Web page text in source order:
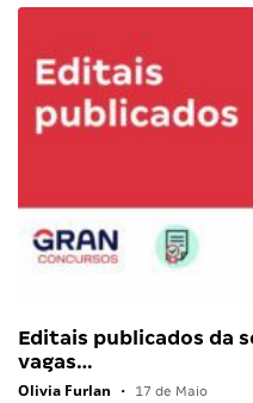
Editais publicados da
vagas…
Olivia Furlan • 17 de Maio